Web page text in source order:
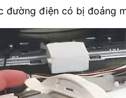
điện có bị đoảng